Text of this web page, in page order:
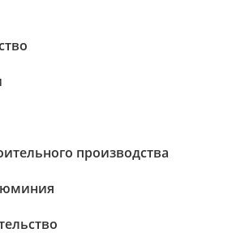
производства